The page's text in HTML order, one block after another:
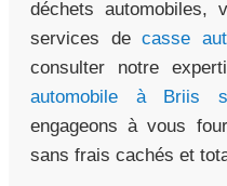
déchets automobiles,
services de casse
consulter notre
automobile à Briis
engageons à vous
sans frais cachés et